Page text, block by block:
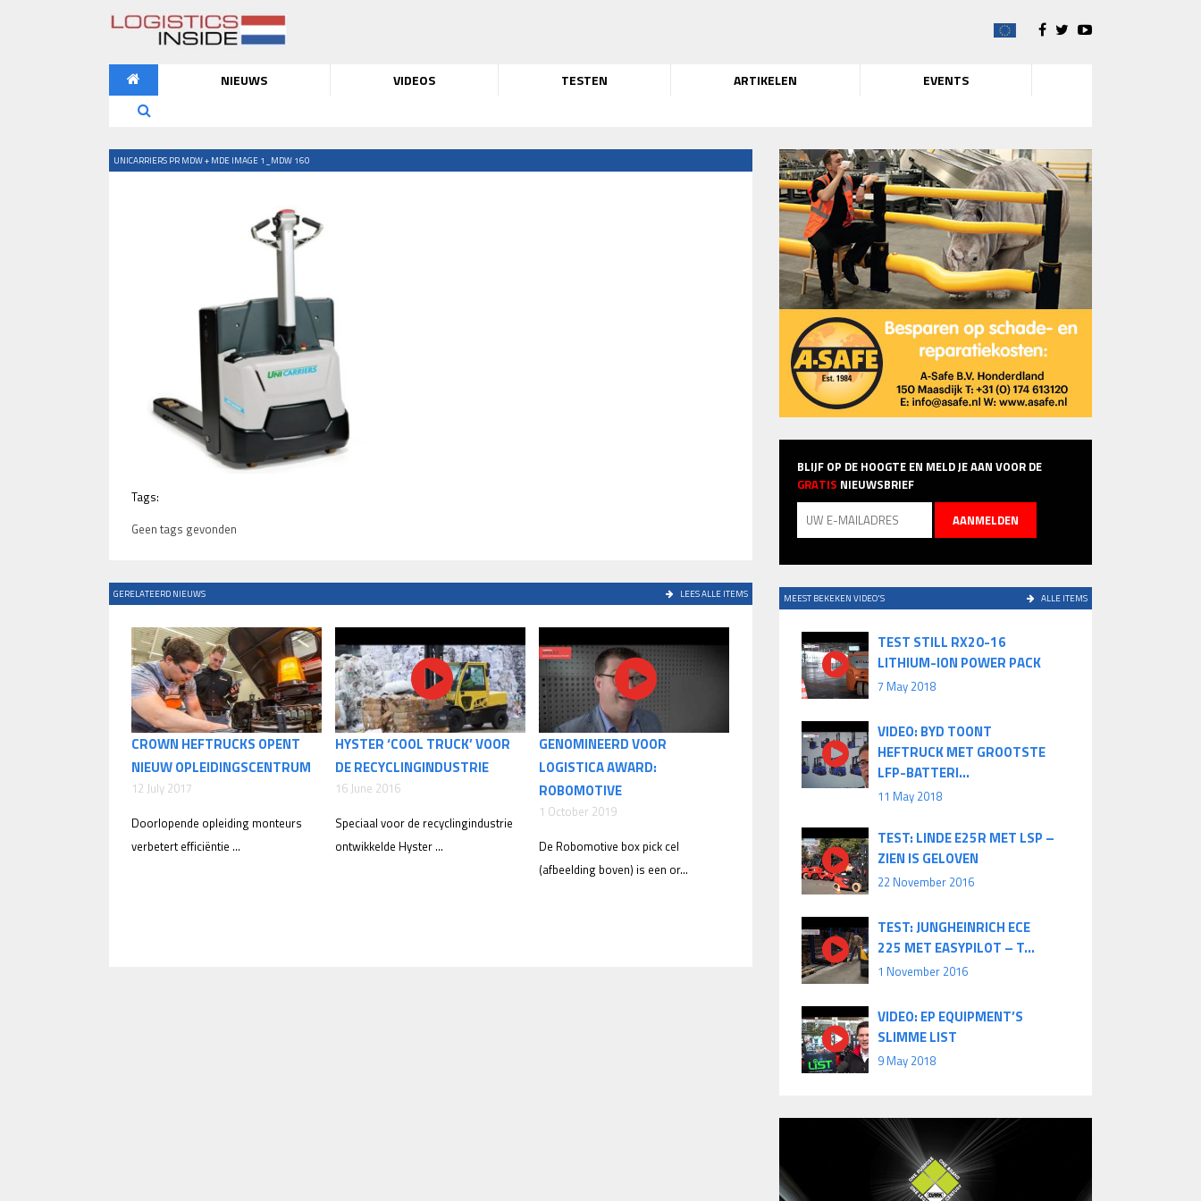
NIEUWS VIDEOS TESTEN ARTIKELEN EVENTS
UNICARRIERS PR MDW + MDE IMAGE 1_MDW 160
Tags:
Geen tags gevonden
GERELATEERD NIEUWS LEES ALLE ITEMS
CROWN HEFTRUCKS OPENT
NIEUW OPLEIDINGSCENTRUM
12 July 2017
Doorlopende opleiding monteurs
verbetert efficiëntie ...
HYSTER ‘COOL TRUCK’ VOOR
DE RECYCLINGINDUSTRIE
16 June 2016
Speciaal voor de recyclingindustrie
ontwikkelde Hyster ...
GENOMINEERD VOOR
LOGISTICA AWARD:
ROBOMOTIVE
1 October 2019
De Robomotive box pick cel
(afbeelding boven) is een or...
BLIJF OP DE HOOGTE EN MELD JE AAN VOOR DE
GRATIS NIEUWSBRIEF
MEEST BEKEKEN VIDEO'S ALLE ITEMS
TEST STILL RX20-16
LITHIUM-ION POWER PACK
7 May 2018
VIDEO: BYD TOONT
HEFTRUCK MET GROOTSTE
LFP-BATTERI...
11 May 2018
TEST: LINDE E25R MET LSP –
ZIEN IS GELOVEN
22 November 2016
TEST: JUNGHEINRICH ECE
225 MET EASYPILOT – T...
1 November 2016
VIDEO: EP EQUIPMENT’S
SLIMME LIST
9 May 2018